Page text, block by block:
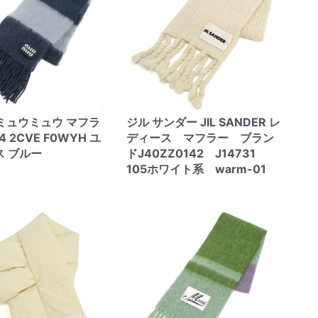
ュウミュウ マフラ
2CVE F0WYH ユ
ブルー
ジル サンダー JIL SANDER レ
ディース マフラー ブラン
ドJ40ZZ0142 J14731
105ホワイト系 warm-01